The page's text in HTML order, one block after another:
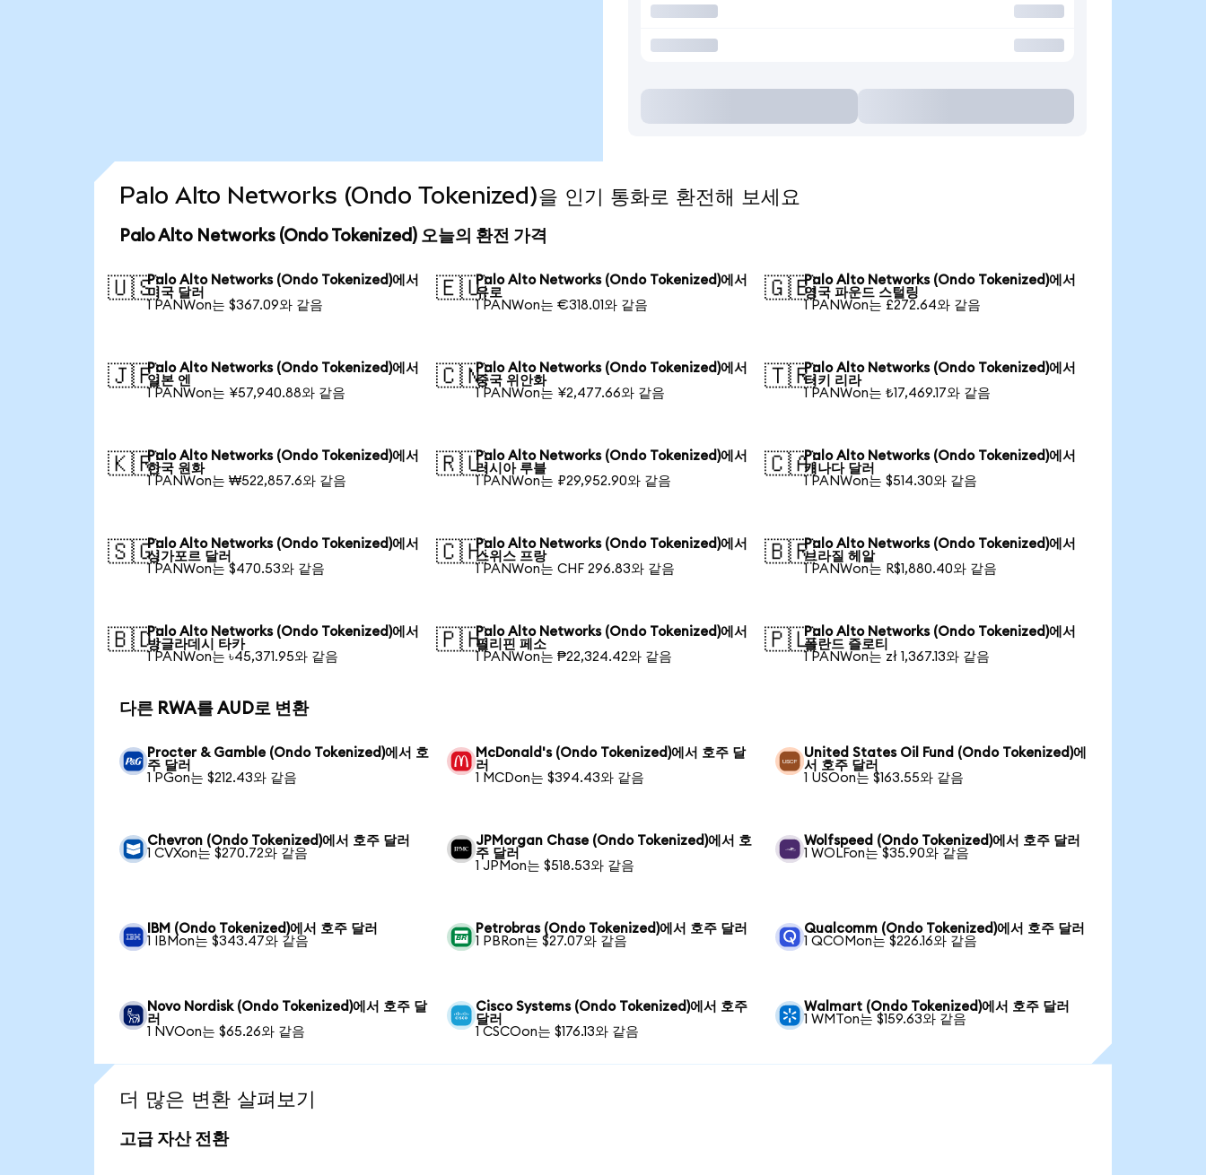
Palo Alto Networks (Ondo Tokenized)을 인기 통화로 환전해 보세요
Palo Alto Networks (Ondo Tokenized) 오늘의 환전 가격
🇺🇸Palo Alto Networks (Ondo Tokenized)에서
미국 달러
1 PANWon는 $367.09와 같음
🇪🇺Palo Alto Networks (Ondo Tokenized)에서
유로
1 PANWon는 €318.01와 같음
🇬🇧Palo Alto Networks (Ondo Tokenized)에서
영국 파운드 스털링
1 PANWon는 £272.64와 같음
🇯🇵Palo Alto Networks (Ondo Tokenized)에서
일본 엔
1 PANWon는 ¥57,940.88와 같음
🇨🇳Palo Alto Networks (Ondo Tokenized)에서
중국 위안화
1 PANWon는 ¥2,477.66와 같음
🇹🇷Palo Alto Networks (Ondo Tokenized)에서
터키 리라
1 PANWon는 ₺17,469.17와 같음
🇰🇷Palo Alto Networks (Ondo Tokenized)에서
한국 원화
1 PANWon는 ₩522,857.6와 같음
🇷🇺Palo Alto Networks (Ondo Tokenized)에서
러시아 루블
1 PANWon는 ₽29,952.90와 같음
🇨🇦Palo Alto Networks (Ondo Tokenized)에서
캐나다 달러
1 PANWon는 $514.30와 같음
🇸🇬Palo Alto Networks (Ondo Tokenized)에서
싱가포르 달러
1 PANWon는 $470.53와 같음
🇨🇭Palo Alto Networks (Ondo Tokenized)에서
스위스 프랑
1 PANWon는 CHF 296.83와 같음
🇧🇷Palo Alto Networks (Ondo Tokenized)에서
브라질 헤알
1 PANWon는 R$1,880.40와 같음
🇧🇩Palo Alto Networks (Ondo Tokenized)에서
방글라데시 타카
1 PANWon는 ৳45,371.95와 같음
🇵🇭Palo Alto Networks (Ondo Tokenized)에서
필리핀 페소
1 PANWon는 ₱22,324.42와 같음
🇵🇱Palo Alto Networks (Ondo Tokenized)에서
폴란드 즐로티
1 PANWon는 zł 1,367.13와 같음
다른 RWA를 AUD로 변환
Procter & Gamble (Ondo Tokenized)에서 호
주 달러
1 PGon는 $212.43와 같음
McDonald's (Ondo Tokenized)에서 호주 달
러
1 MCDon는 $394.43와 같음
United States Oil Fund (Ondo Tokenized)에
서 호주 달러
1 USOon는 $163.55와 같음
Chevron (Ondo Tokenized)에서 호주 달러
1 CVXon는 $270.72와 같음
JPMorgan Chase (Ondo Tokenized)에서 호
주 달러
1 JPMon는 $518.53와 같음
Wolfspeed (Ondo Tokenized)에서 호주 달러
1 WOLFon는 $35.90와 같음
IBM (Ondo Tokenized)에서 호주 달러
1 IBMon는 $343.47와 같음
Petrobras (Ondo Tokenized)에서 호주 달러
1 PBRon는 $27.07와 같음
Qualcomm (Ondo Tokenized)에서 호주 달러
1 QCOMon는 $226.16와 같음
Novo Nordisk (Ondo Tokenized)에서 호주 달
러
1 NVOon는 $65.26와 같음
Cisco Systems (Ondo Tokenized)에서 호주
달러
1 CSCOon는 $176.13와 같음
Walmart (Ondo Tokenized)에서 호주 달러
1 WMTon는 $159.63와 같음
더 많은 변환 살펴보기
고급 자산 전환